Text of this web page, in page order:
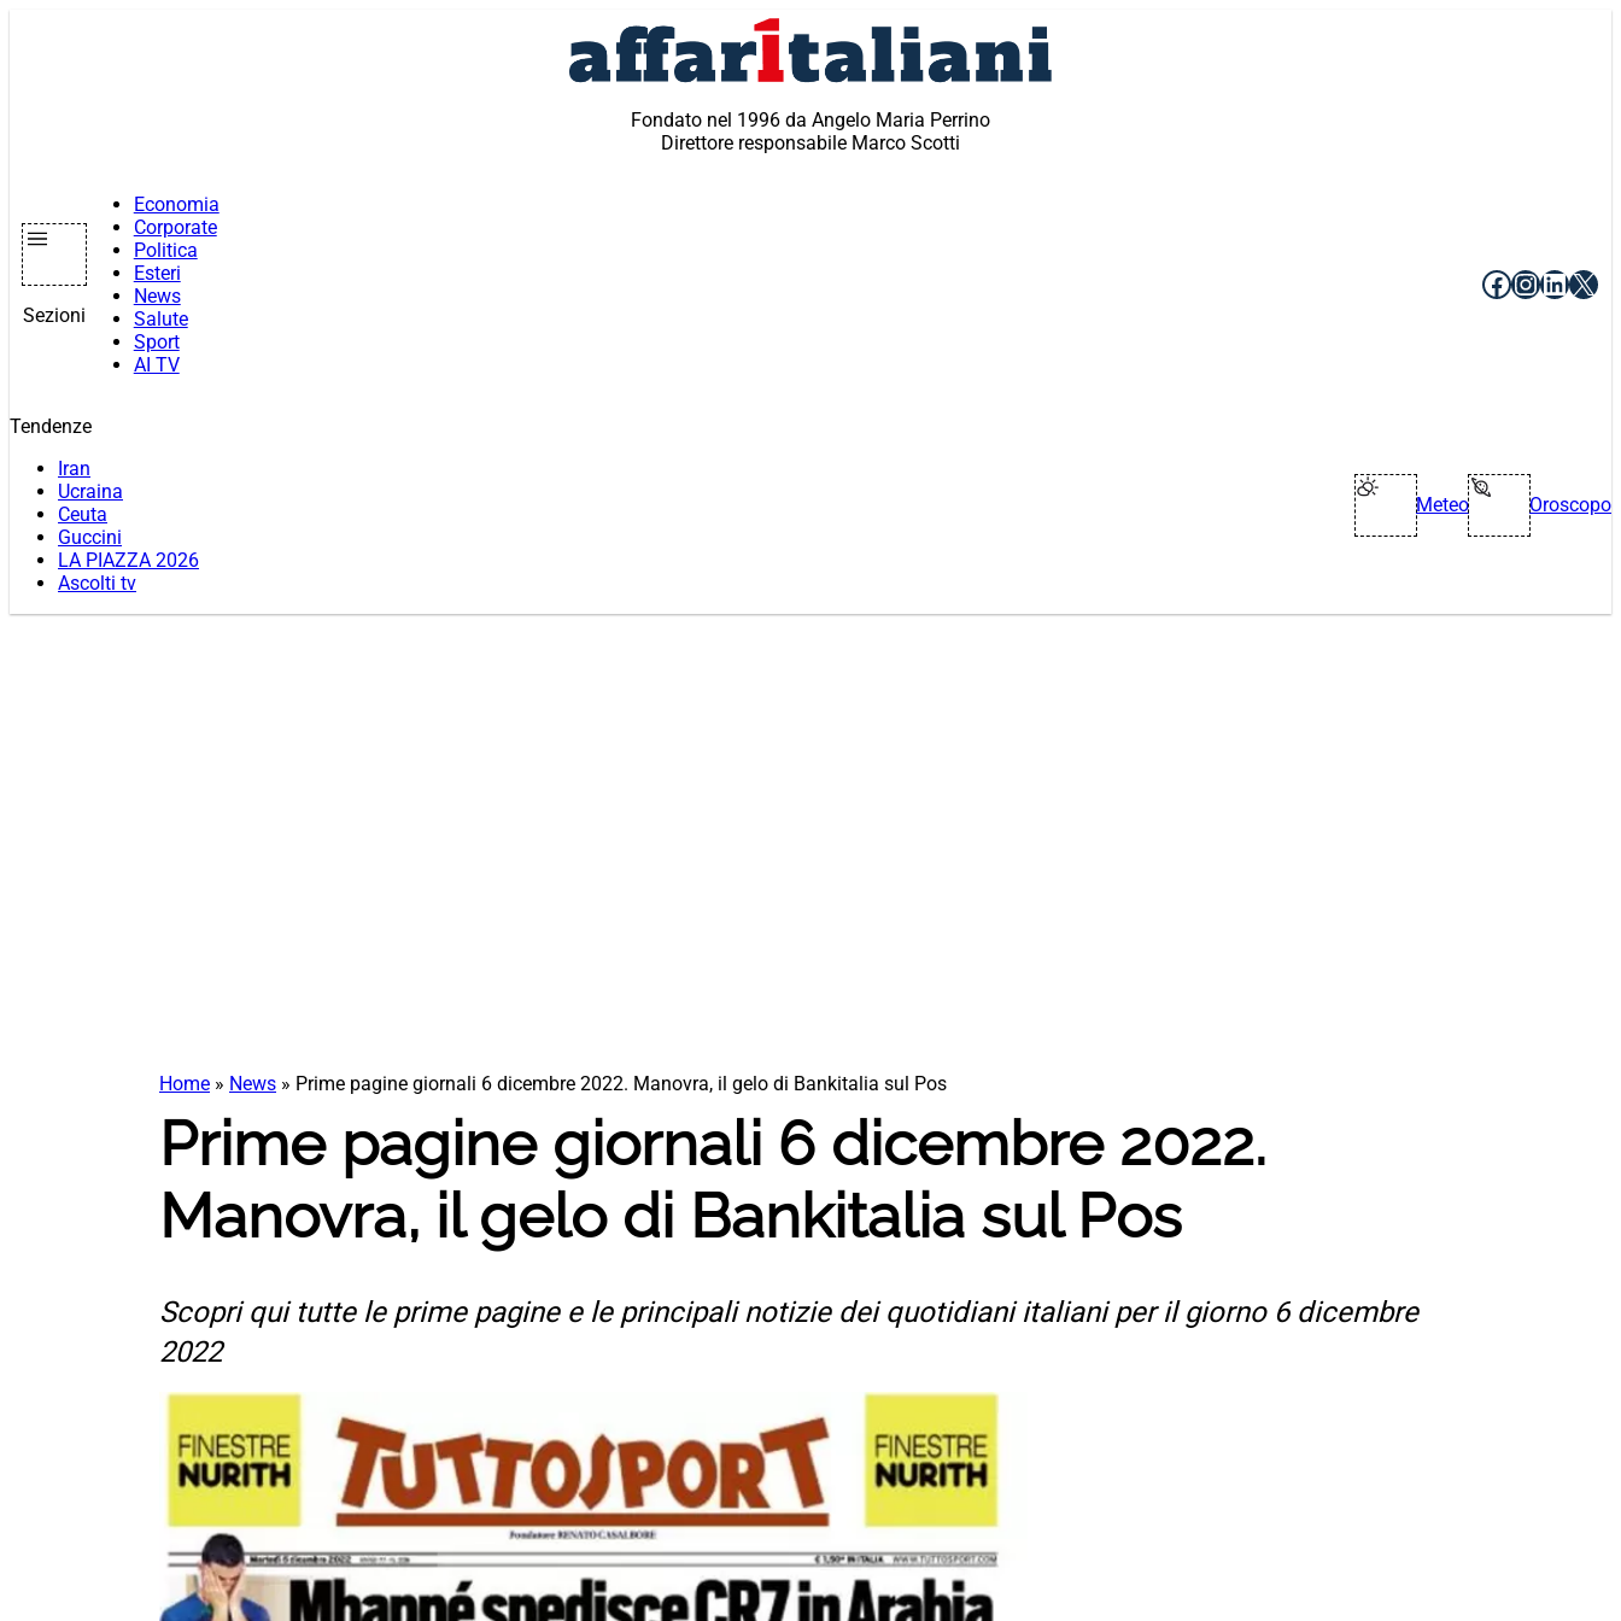
Fondato nel 1996 da Angelo Maria Perrino
Direttore responsabile Marco Scotti
Sezioni
Economia
Corporate
Politica
Esteri
News
Salute
Sport
AI TV
Facebook
X
Tendenze
Iran
Ucraina
Ceuta
Guccini
LA PIAZZA 2026
Ascolti tv
Meteo Oroscopo
Home » News » Prime pagine giornali 6 dicembre 2022. Manovra, il gelo di Bankitalia sul Pos
Prime pagine giornali 6 dicembre 2022.
Manovra, il gelo di Bankitalia sul Pos
Scopri qui tutte le prime pagine e le principali notizie dei quotidiani italiani per il giorno 6 dicembre
2022